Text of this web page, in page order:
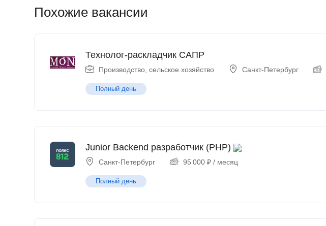
Похожие вакансии
Технолог-раскладчик САПР
Производство, сельское хозяйство Санкт-Петербург
Полный день
Junior Backend разработчик (PHP)
Санкт-Петербург 95 000 ₽ / месяц
Полный день